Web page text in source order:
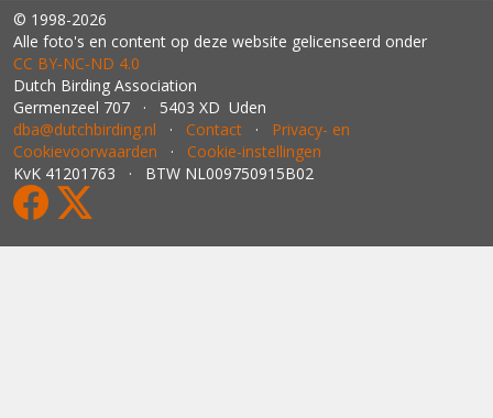
© 1998-2026
Alle foto's en content op deze website gelicenseerd onder
CC BY‑NC‑ND 4.0
Dutch Birding Association
Germenzeel 707 · 5403 XD Uden
dba@dutchbirding.nl · Contact · Privacy- en
Cookievoorwaarden · Cookie-instellingen
KvK 41201763 · BTW NL009750915B02